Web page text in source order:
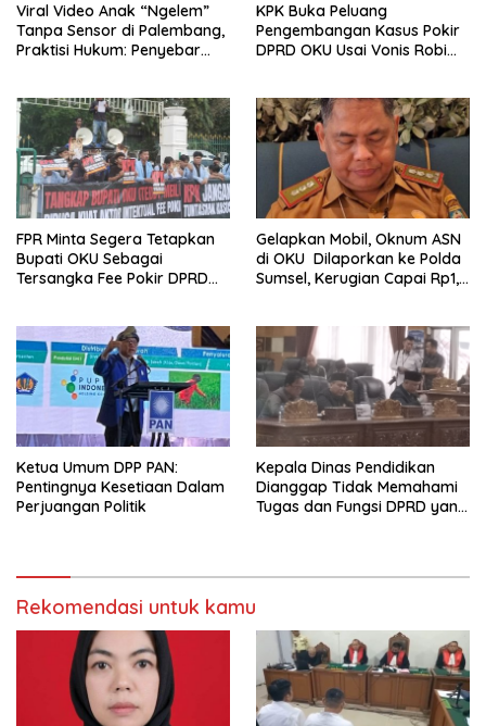
Viral Video Anak “Ngelem”
Tanpa Sensor di Palembang,
Praktisi Hukum: Penyebar
KPK Buka Peluang
Pengembangan Kasus Pokir
DPRD OKU Usai Vonis Robi
FPR Minta Segera Tetapkan
Bupati OKU Sebagai
Tersangka Fee Pokir DPRD
Gelapkan Mobil, Oknum ASN
di OKU Dilaporkan ke Polda
Sumsel, Kerugian Capai Rp1,2
Ketua Umum DPP PAN:
Pentingnya Kesetiaan Dalam
Perjuangan Politik
Kepala Dinas Pendidikan
Dianggap Tidak Memahami
Tugas dan Fungsi DPRD yang
Rekomendasi untuk kamu